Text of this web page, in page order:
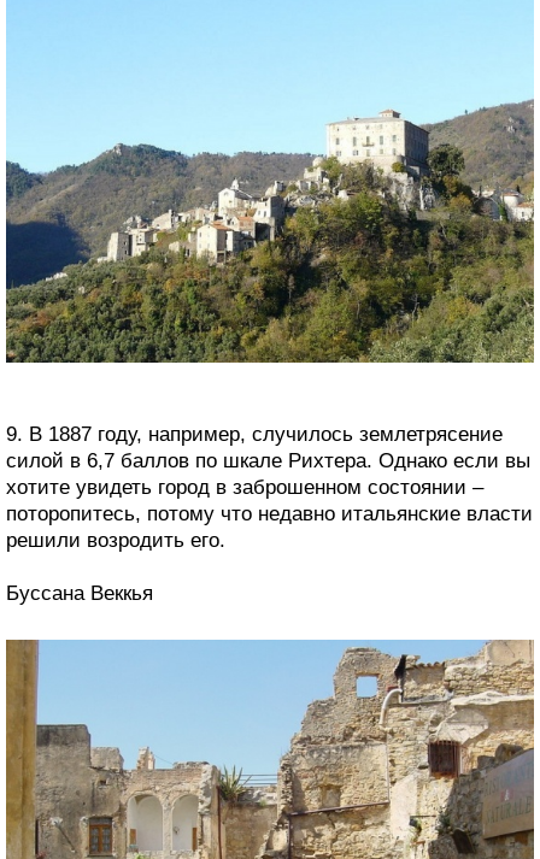
9. В 1887 году, например, случилось землетрясение
силой в 6,7 баллов по шкале Рихтера. Однако если вы
хотите увидеть город в заброшенном состоянии –
поторопитесь, потому что недавно итальянские власти
решили возродить его.
Буссана Веккья